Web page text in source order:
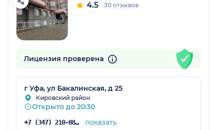
4.5 30 отзывов
Лицензия проверена
г Уфа, ул Бакалинская, д 25
Кировский район
Открыто до 20:30
+7 (347) 210-08-43 показать